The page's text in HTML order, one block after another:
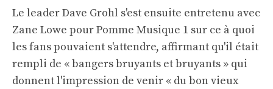
Le leader Dave Grohl s'est ensuite entretenu avec
Zane Lowe pourPomme Musique 1 sur ce à quoi
les fans pouvaient s'attendre, affirmant qu'il était
rempli de « bangers bruyants et bruyants » qui
donnent l'impression de venir « du bon vieux